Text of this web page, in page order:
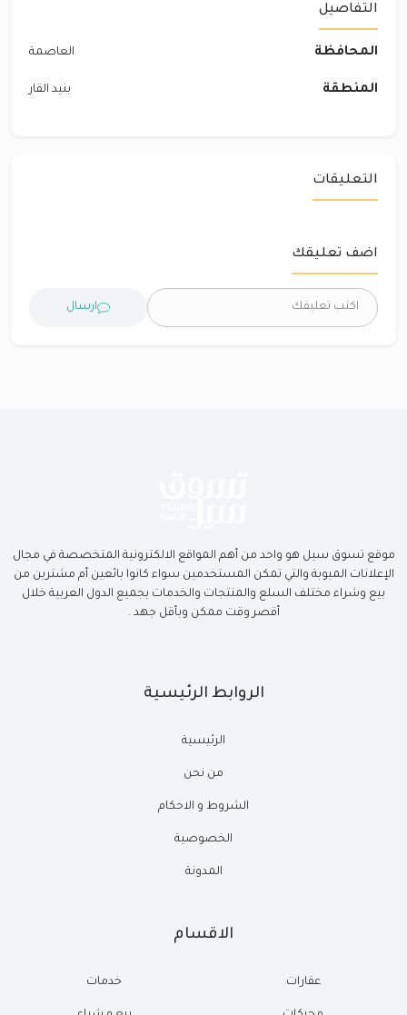
التفاصيل
المحافظة العاصمة
المنطقة بنيد القار
التعليقات
اضف تعليقك
ارسال
موقع تسوق سيل هو واحد من أهم المواقع الالكترونية المتخصصة في مجال
الإعلانات المبوبة والتي تمكن المستخدمين سواء كانوا بائعين أم مشترين من
بيع وشراء مختلف السلع والمنتجات والخدمات بجميع الدول العربية خلال
أقصر وقت ممكن وبأقل جهد .
الروابط الرئيسية
الرئيسية
من نحن
الشروط و الاحكام
الخصوصية
المدونة
الاقسام
عقارات خدمات